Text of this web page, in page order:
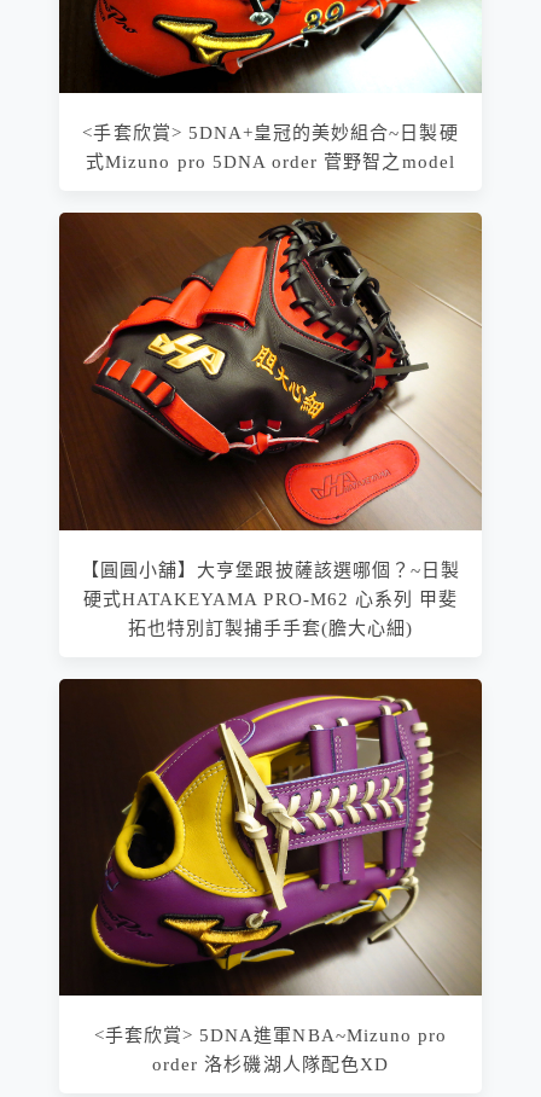
<手套欣賞> 5DNA+皇冠的美妙組合~日製硬
式Mizuno pro 5DNA order 菅野智之model
【圓圓小舖】大亨堡跟披薩該選哪個？~日製
硬式HATAKEYAMA PRO-M62 心系列 甲斐
拓也特別訂製捕手手套(膽大心細)
<手套欣賞> 5DNA進軍NBA~Mizuno pro
order 洛杉磯湖人隊配色XD